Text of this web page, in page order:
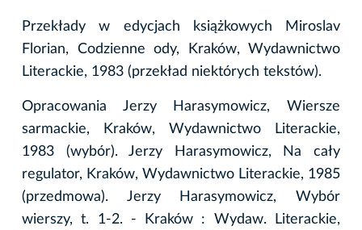
Przekłady w edycjach książkowych Miroslav
Florian, Codzienne ody, Kraków, Wydawnictwo
Literackie, 1983 (przekład niektórych tekstów).
Opracowania Jerzy Harasymowicz, Wiersze
sarmackie, Kraków, Wydawnictwo Literackie,
1983 (wybór). Jerzy Harasymowicz, Na cały
regulator, Kraków, Wydawnictwo Literackie, 1985
(przedmowa). Jerzy Harasymowicz, Wybór
wierszy, t. 1-2. - Kraków : Wydaw. Literackie,